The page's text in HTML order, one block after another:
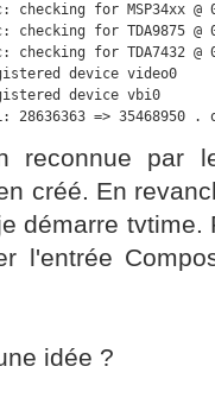
checking for MSP34xx
checking for TDA9875
checking for TDA7432
device video0
device vbi0
28636363 => 35468950 .
reconnue par
créé. En
démarre tvtime.
l'entrée
idée ?